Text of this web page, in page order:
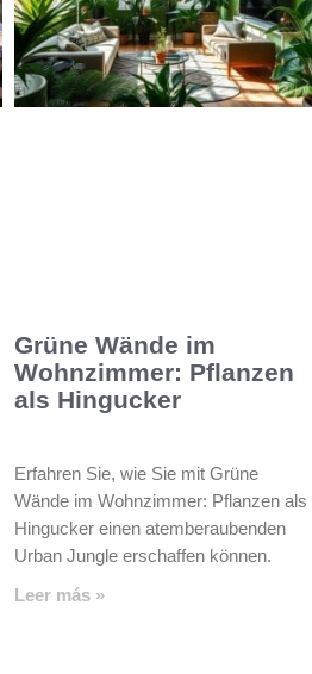
Grüne Wände im
Wohnzimmer: Pflanzen
als Hingucker
Erfahren Sie, wie Sie mit Grüne
Wände im Wohnzimmer: Pflanzen als
Hingucker einen atemberaubenden
Urban Jungle erschaffen können.
Leer más »